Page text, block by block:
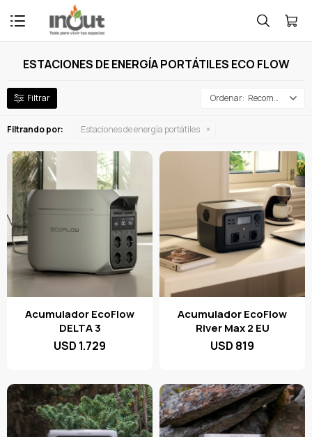

ESTACIONES DE ENERGÍA PORTÁTILES ECO FLOW
Recomendados
Filtrando por: Estaciones de energía portátiles
Acumulador EcoFlow
DELTA 3
USD 1.729
Acumulador EcoFlow
River Max 2 EU
USD 819